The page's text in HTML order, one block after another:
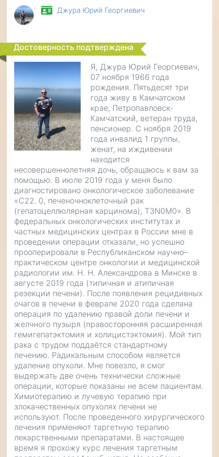
Джура Юрий Георгиевич
Достоверность подтверждена
Я, Джура Юрий Георгиевич,
07 ноября 1966 года
рождения. Пятьдесят три
года живу в Камчатском
крае, Петропавловск-
Камчатский, ветеран труда,
пенсионер. С ноября 2019
года инвалид 1 группы,
женат, на иждивении
находится
несовершеннолетняя дочь, обращаюсь к вам за
помощью. В июле 2019 года у меня было
диагностировано онкологическое заболевание
«С22. 0, печеночноклеточный рак
(гепатоцеллюлярная карцинома), T3N0M0». В
федеральных онкологических институтах и
частных медицинских центрах в России мне в
проведении операции отказали, но успешно
прооперировали в Республиканском научно–
практическом центре онкологии и медицинской
радиологии им. Н. Н. Александрова в Минске в
августе 2019 года (типичная и атипичная
резекции печени). После появления рецидивных
очагов в печени в феврале 2020 года сделана
операция по удалению правой доли печени и
желчного пузыря (правосторонняя расширенная
гемигепатэктомия и холицистэктомия). Мой тип
рака с трудом поддаётся стандартному
лечению. Радикальным способом является
удаление опухоли. Мне повезло, я смог
выдержать две очень технически сложные
операции, которые показаны не всем пациентам.
Химиотерапию и лучевую терапию при
злокачественных опухолях печени не
используют. После проведенного хирургического
лечения применяют таргетную терапию
лекарственными препаратами. В настоящее
время я прохожу курс лечения таргетным